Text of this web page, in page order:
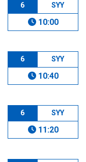
6 SYY
10:00
6 SYY
10:40
6 SYY
11:20